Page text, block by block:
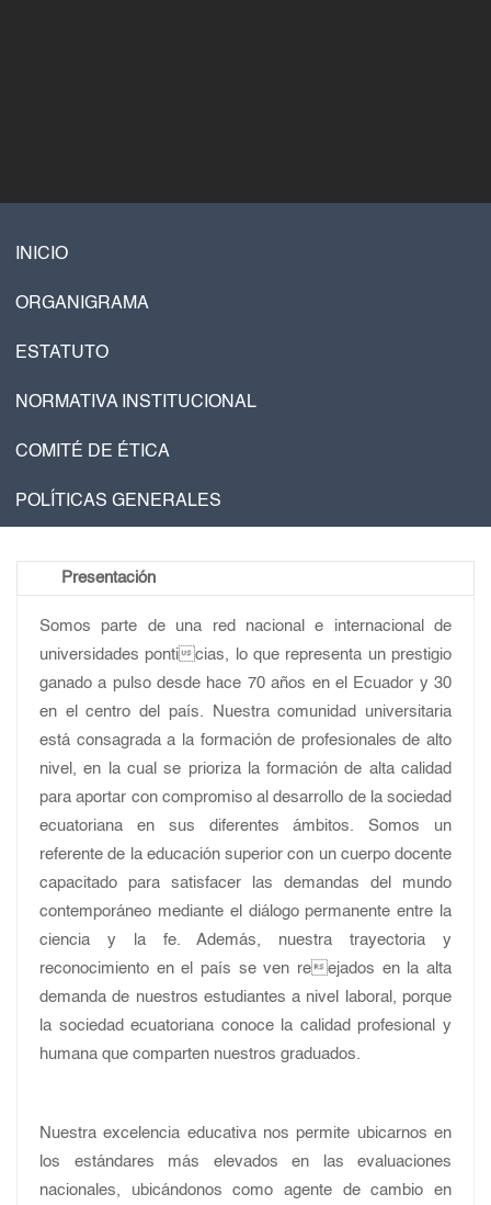
INICIO
ORGANIGRAMA
ESTATUTO
NORMATIVA INSTITUCIONAL
COMITÉ DE ÉTICA
POLÍTICAS GENERALES
Presentación
Somos parte de una red nacional e internacional de
universidades ponticias, lo que representa un prestigio
ganado a pulso desde hace 70 años en el Ecuador y 30
en el centro del país. Nuestra comunidad universitaria
está consagrada a la formación de profesionales de alto
nivel, en la cual se prioriza la formación de alta calidad
para aportar con compromiso al desarrollo de la sociedad
ecuatoriana en sus diferentes ámbitos. Somos un
referente de la educación superior con un cuerpo docente
capacitado para satisfacer las demandas del mundo
contemporáneo mediante el diálogo permanente entre la
ciencia y la fe. Además, nuestra trayectoria y
reconocimiento en el país se ven reejados en la alta
demanda de nuestros estudiantes a nivel laboral, porque
la sociedad ecuatoriana conoce la calidad profesional y
humana que comparten nuestros graduados.
Nuestra excelencia educativa nos permite ubicarnos en
los estándares más elevados en las evaluaciones
nacionales, ubicándonos como agente de cambio en